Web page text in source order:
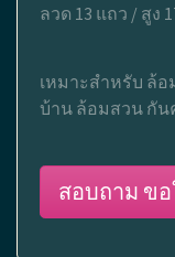
ลวด 13 แถว / สูง
เหมาะสำหรับ ล้
บ้าน ล้อมสวน กั
สอบถาม ข